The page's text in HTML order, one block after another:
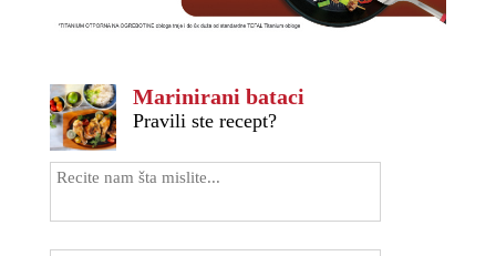
Marinirani bataci
Pravili ste recept?